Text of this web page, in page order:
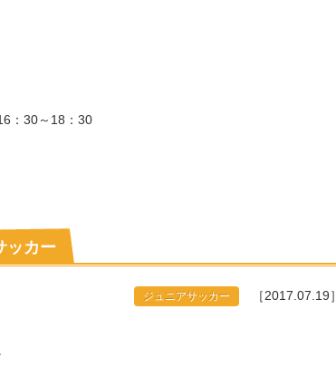
30～18：30
ッカー
ジュニアサッカー ［2017.07.19］